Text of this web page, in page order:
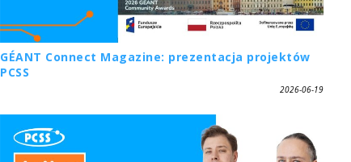
GÉANT Connect Magazine: prezentacja projektów
PCSS
2026-06-19